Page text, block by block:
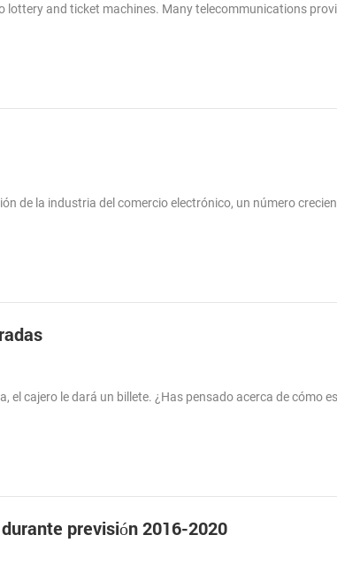
and ticket machines. Many telecommunications
de la industria del comercio electrónico, un número
cajero le dará un billete. ¿Has pensado acerca de cómo
durante previsión 2016-2020